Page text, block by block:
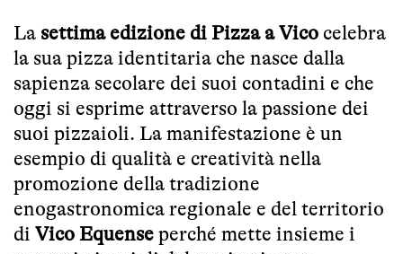
La settima edizione di Pizza a Vico celebra
la sua pizza identitaria che nasce dalla
sapienza secolare dei suoi contadini e che
oggi si esprime attraverso la passione dei
suoi pizzaioli. La manifestazione è un
esempio di qualità e creatività nella
promozione della tradizione
enogastronomica regionale e del territorio
di Vico Equense perché mette insieme i